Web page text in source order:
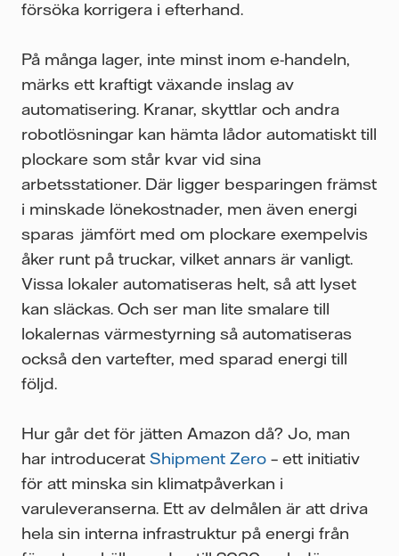
försöka korrigera i efterhand.
På många lager, inte minst inom e-handeln,
märks ett kraftigt växande inslag av
automatisering. Kranar, skyttlar och andra
robotlösningar kan hämta lådor automatiskt till
plockare som står kvar vid sina
arbetsstationer. Där ligger besparingen främst
i minskade lönekostnader, men även energi
sparas jämfört med om plockare exempelvis
åker runt på truckar, vilket annars är vanligt.
Vissa lokaler automatiseras helt, så att lyset
kan släckas. Och ser man lite smalare till
lokalernas värmestyrning så automatiseras
också den vartefter, med sparad energi till
följd.
Hur går det för jätten Amazon då? Jo, man
har introducerat Shipment Zero – ett initiativ
för att minska sin klimatpåverkan i
varuleveranserna. Ett av delmålen är att driva
hela sin interna infrastruktur på energi från